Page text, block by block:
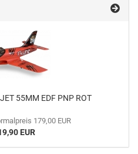
55MM EDF PNP ROT
179,00 EUR
EUR